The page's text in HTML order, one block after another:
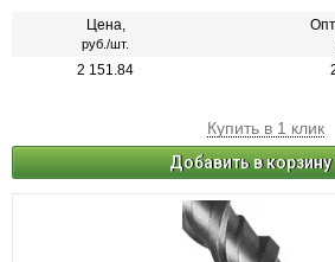
Цена,
руб./шт.
2 151.84
Купить в 1 клик
Добавить в корзину